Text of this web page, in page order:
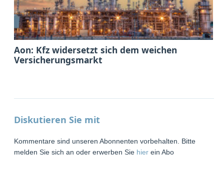
Aon: Kfz widersetzt sich dem weichen
Versicherungsmarkt
Diskutieren Sie mit
Kommentare sind unseren Abonnenten vorbehalten. Bitte
melden Sie sich an oder erwerben Sie hier ein Abo